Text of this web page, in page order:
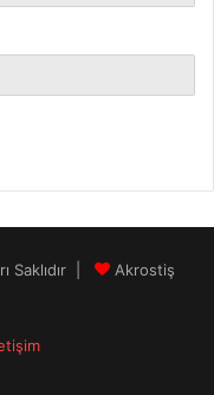
Saklıdır |
Akrostiş